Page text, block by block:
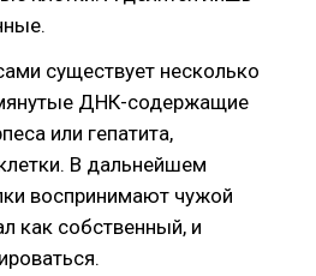
существует несколько
ДНК-содержащие
или гепатита,
В дальнейшем
воспринимают чужой
как собственный, и